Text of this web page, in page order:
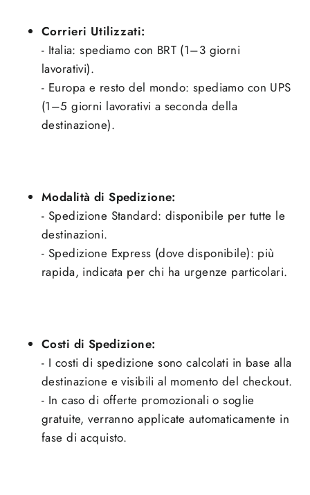
Corrieri Utilizzati:
- Italia: spediamo con BRT (1–3 giorni
lavorativi).
- Europa e resto del mondo: spediamo con UPS
(1–5 giorni lavorativi a seconda della
destinazione).
Modalità di Spedizione:
- Spedizione Standard: disponibile per tutte le
destinazioni.
- Spedizione Express (dove disponibile): più
rapida, indicata per chi ha urgenze particolari.
Costi di Spedizione:
- I costi di spedizione sono calcolati in base alla
destinazione e visibili al momento del checkout.
- In caso di offerte promozionali o soglie
gratuite, verranno applicate automaticamente in
fase di acquisto.